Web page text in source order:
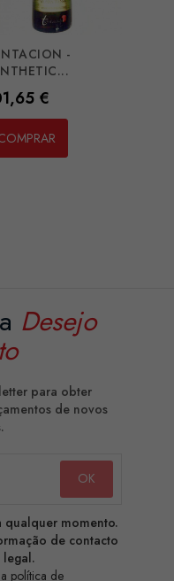
-
€
Desejo
para obter
de novos
qualquer momento.
de contacto
legal.
política de